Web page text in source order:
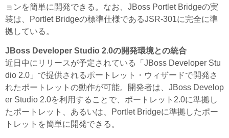
ョンを簡単に開発できる。なお、JBoss Portlet Bridgeの実
装は、Portlet Bridgeの標準仕様であるJSR-301に完全に準
拠している。
JBoss Developer Studio 2.0の開発環境との統合
近日中にリリースが予定されている「JBoss Developer Stu
dio 2.0」で提供されるポートレット・ウィザードで開発さ
れたポートレットの動作が可能。開発者は、JBoss Develop
er Studio 2.0を利用することで、ポートレット2.0に準拠し
たポートレット、あるいは、Portlet Bridgeに準拠したポー
トレットを簡単に開発できる。